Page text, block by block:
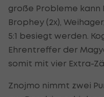
große Probleme kann
Brophey (2x),
5:1 besiegt werden.
Ehrentreffer der
somit mit vier Extra-
Znojmo nimmt zwei